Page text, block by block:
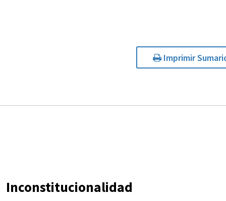
Imprimir
Inconstitucionalidad